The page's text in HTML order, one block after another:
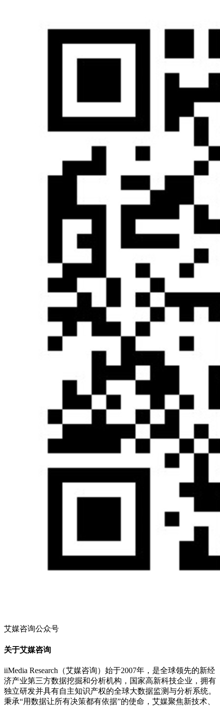
艾媒咨询公众号
关于艾媒咨询
iiMedia Research（艾媒咨询）始于2007年，是全球领先的新经
济产业第三方数据挖掘和分析机构，国家高新科技企业，拥有
独立研发并具有自主知识产权的全球大数据监测与分析系统。
秉承“用数据让所有决策都有依据”的使命，艾媒聚焦新技术、